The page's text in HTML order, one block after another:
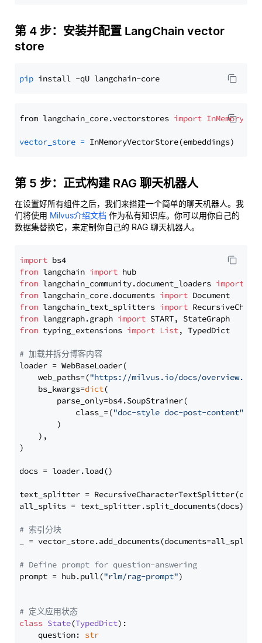
第 4 步：安装并配置 LangChain vector
store
pip
from langchain_core.vectorstores import
vector_store =
第 5 步：正式构建 RAG 聊天机器人
在设置好所有组件之后，我们来搭建一个简单的聊天机器人。我
们将使用 Milvus介绍文档 作为私有知识库。你可以用你自己的
数据集替换它，来定制你自己的 RAG 聊天机器人。
import
from langchain import
from langchain_community.document_loaders import
from langchain_core.documents import
from langchain_text_splitters import
from langgraph.graph import
from typing_extensions import List, TypedDict
# 加载并拆分博客内容
loader = WebBaseLoader(
    web_paths=(
"https://milvus.io/docs/overview.md"
    bs_kwargs=
dict(
        parse_only=bs4.SoupStrainer(
            class_=(
"doc-style doc-post-content"
        )
    ),
)
docs = loader.load()
text_splitter =
all_splits = text_splitter.split_documents(docs)
# 索引分块
_ = vector_store.add_documents(documents=all_splits)
# Define prompt for question-answering
prompt = hub.pull("rlm/rag-prompt")
# 定义应用状态
class State(TypedDict):
    question:
str